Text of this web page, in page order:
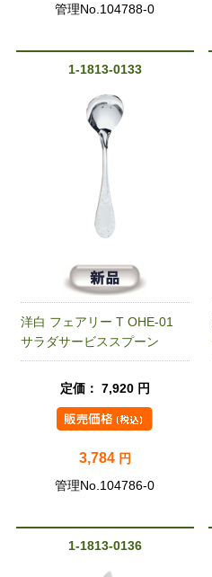
管理No.104788-0
1-1813-0133
洋白 フェアリー T OHE-01
サラダサービススプーン
定価： 7,920 円
3,784 円
管理No.104786-0
1-1813-0136